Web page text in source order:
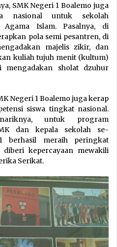
SMK Negeri 1 Boalemo juga
nasional untuk sekolah
Agama Islam. Pasalnya, di
pola semi pesantren, di
majelis zikir, dan
kuliah tujuh menit (kultum)
mengadakan sholat dzuhur
Negeri 1 Boalemo juga kerap
siswa tingkat nasional.
untuk program
dan kepala sekolah se-
berhasil meraih peringkat
kepercayaan mewakili
Serikat.